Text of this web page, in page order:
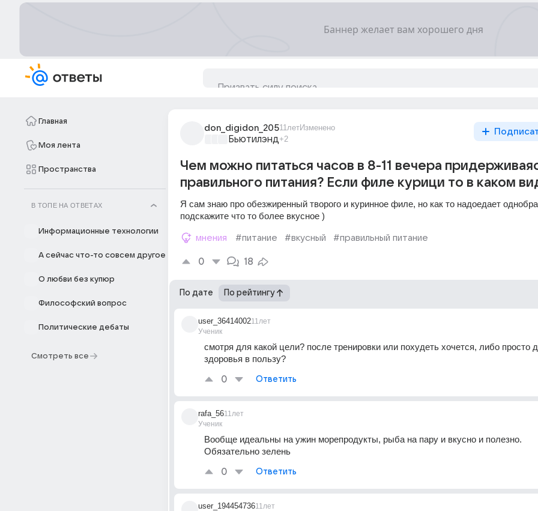
Главная
Моя лента
Пространства
В ТОПЕ НА ОТВЕТАХ
Информационные технологии
А сейчас что-то совсем другое
О любви без купюр
Философский вопрос
Политические дебаты
Смотреть все
don_digidon_20511летИзменено
Бьютилэнд+2
Чем можно питаться часов в 8-11 вечера
правильного питания? Если филе курици то в каком
Я сам знаю про обезжиренный творого и куринное филе, но как то надоедает
подскажите что то более вкусное )
мнения #питание #вкусный #правильный питание
0 18
По дате По рейтингу
user_36414002
Ученик
11лет
смотря для какой цели? после тренировки или похудеть хочется, либо просто
здоровья в пользу?
0 Ответить
rafa_56
Ученик
11лет
Вообще идеальны на ужин морепродукты, рыба на пару и вкусно и полезно.
Обязательно зелень
0 Ответить
user_19445473611лет